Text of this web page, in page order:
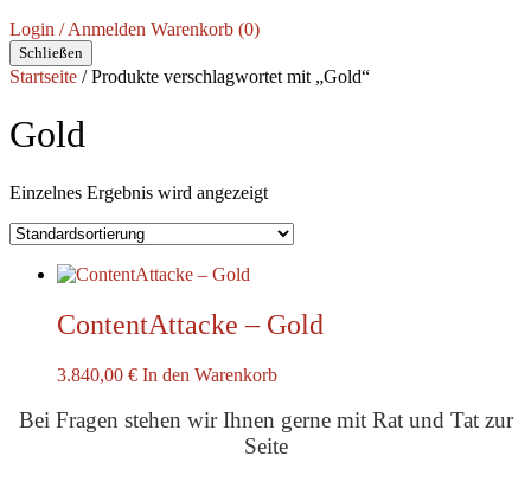
Login / Anmelden Warenkorb (0)
Schließen
Startseite / Produkte verschlagwortet mit „Gold“
Gold
Einzelnes Ergebnis wird angezeigt
ContentAttacke – Gold
3.840,00 € In den Warenkorb
Bei Fragen stehen wir Ihnen gerne mit Rat und Tat zur
Seite